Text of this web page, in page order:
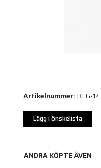
Artikelnummer: BFG-14
Lägg i önskelista
ANDRA KÖPTE ÄVEN